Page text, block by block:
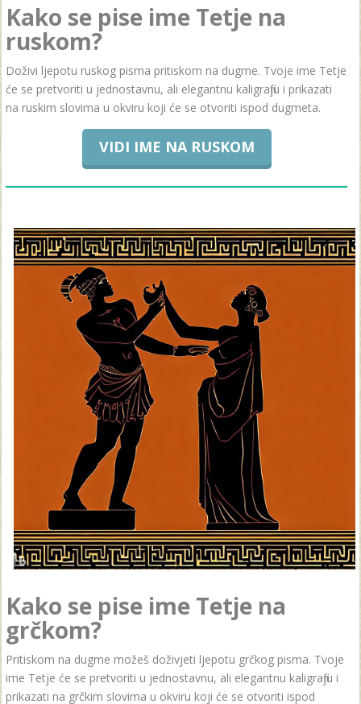
Kako se pise ime Tetje na
ruskom?
Doživi ljepotu ruskog pisma pritiskom na dugme. Tvoje ime Tetje
će se pretvoriti u jednostavnu, ali elegantnu kaligrafiju i prikazati
na ruskim slovima u okviru koji će se otvoriti ispod dugmeta.
VIDI IME NA RUSKOM
Kako se pise ime Tetje na
grčkom?
Pritiskom na dugme možeš doživjeti ljepotu grčkog pisma. Tvoje
ime Tetje će se pretvoriti u jednostavnu, ali elegantnu kaligrafiju i
prikazati na grčkim slovima u okviru koji će se otvoriti ispod